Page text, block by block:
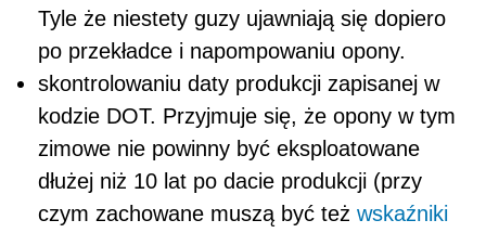
Tyle że niestety guzy ujawniają się dopiero
po przekładce i napompowaniu opony.
skontrolowaniu daty produkcji zapisanej w
kodzie DOT. Przyjmuje się, że opony w tym
zimowe nie powinny być eksploatowane
dłużej niż 10 lat po dacie produkcji (przy
czym zachowane muszą być też wskaźniki